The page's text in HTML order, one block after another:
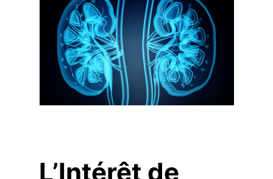
L’Intérêt de